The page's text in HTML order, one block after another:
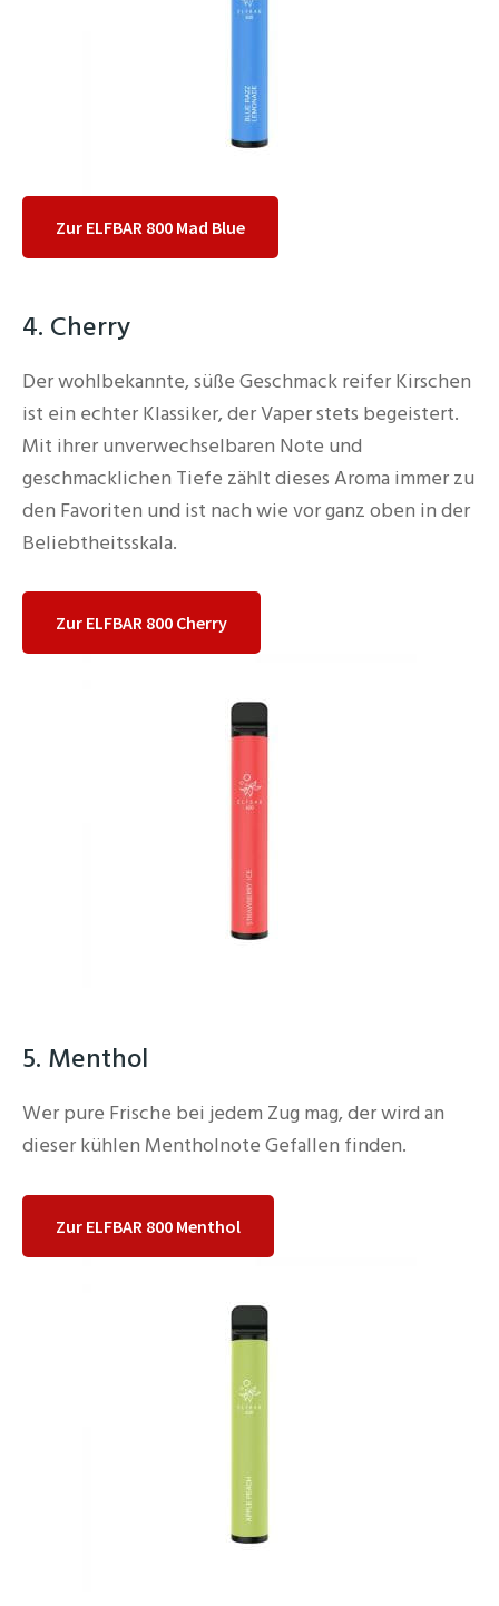
Zur ELFBAR 800 Mad Blue
4. Cherry
Der wohlbekannte, süße Geschmack reifer Kirschen
ist ein echter Klassiker, der Vaper stets begeistert.
Mit ihrer unverwechselbaren Note und
geschmacklichen Tiefe zählt dieses Aroma immer zu
den Favoriten und ist nach wie vor ganz oben in der
Beliebtheitsskala.
Zur ELFBAR 800 Cherry
5. Menthol
Wer pure Frische bei jedem Zug mag, der wird an
dieser kühlen Mentholnote Gefallen finden.
Zur ELFBAR 800 Menthol